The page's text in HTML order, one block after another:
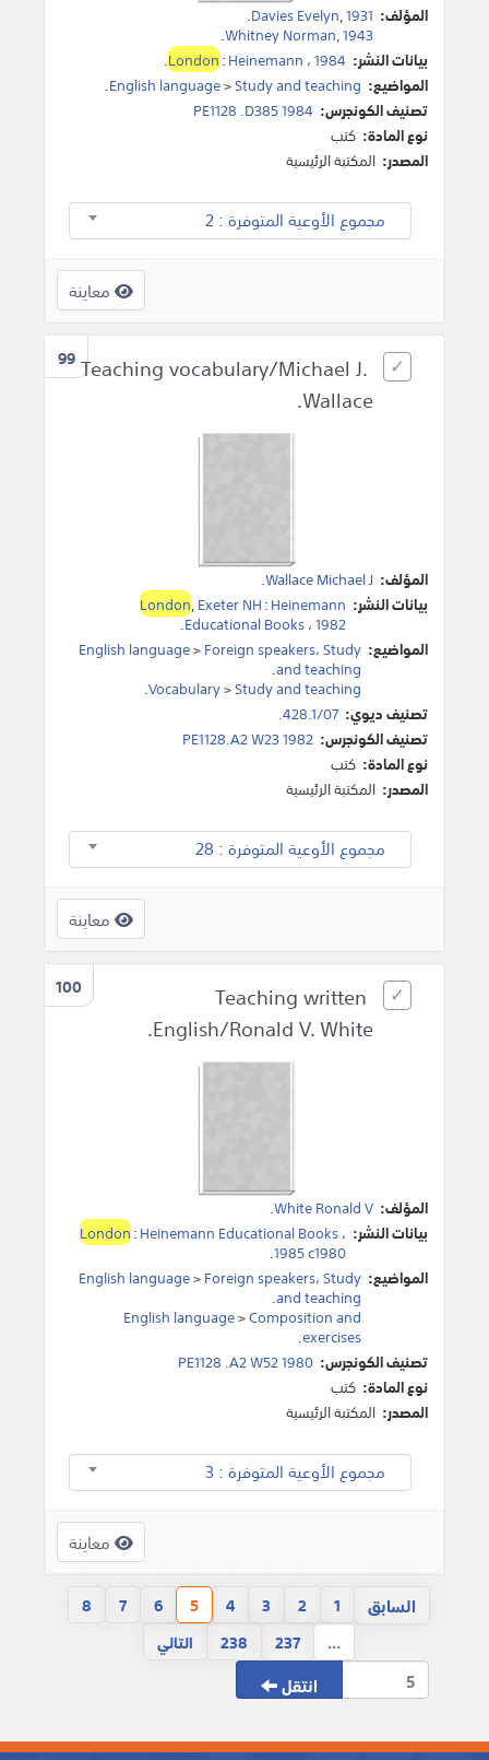
المؤلف: Davies Evelyn,1931
.
Whitney Norman,1943
.
بيانات النشر:
London:Heinemann ،1984
.
المواضيع:
English language>Study and teaching
.
تصنيف الكونجرس: PE1128 .D385 1984
نوع المادة: كتب
المصدر: المكتبة الرئيسية
مجموع الأوعية المتوفرة : 2
معاينة
99 Teaching vocabulary/Michael J.
Wallace.
المؤلف: Wallace Michael J
.
بيانات النشر:
London,Exeter NH:Heinemann
Educational Books،1982
.
المواضيع:
English language>Foreign speakers،Study
and teaching
.
Vocabulary>Study and teaching
.
تصنيف ديوي: 428.1/07.
تصنيف الكونجرس: PE1128.A2 W23 1982
نوع المادة: كتب
المصدر: المكتبة الرئيسية
مجموع الأوعية المتوفرة : 28
معاينة
100
Teaching written
English/Ronald V. White.
المؤلف: White Ronald V
.
بيانات النشر:
London:Heinemann Educational Books،
1985 c1980
.
المواضيع:
English language>Foreign speakers،Study
and teaching
.
English language>Composition and
exercises
.
تصنيف الكونجرس: PE1128 .A2 W52 1980
نوع المادة: كتب
المصدر: المكتبة الرئيسية
مجموع الأوعية المتوفرة : 3
معاينة
السابق 1
2
3
4
5
6
7
8
...
237
238 التالي
انتقل